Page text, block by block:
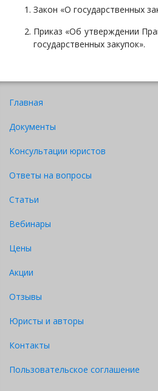
Закон «О государственных
Приказ «Об утверждении
государственных закупок».
Главная
Документы
Консультации юристов
Ответы на вопросы
Статьи
Вебинары
Цены
Акции
Отзывы
Юристы и авторы
Контакты
Пользовательское соглашение